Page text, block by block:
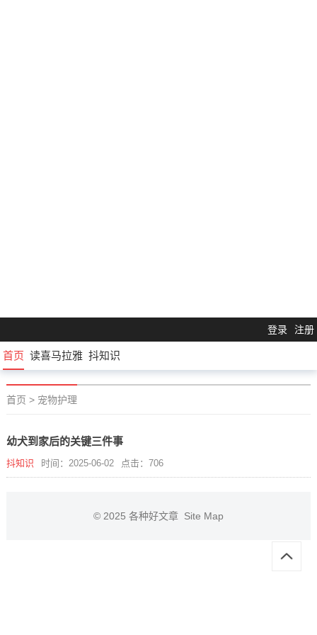
登录 注册
首页 读喜马拉雅 抖知识
首页 > 宠物护理
幼犬到家后的关键三件事
抖知识 时间：2025-06-02 点击：706
© 2025 各种好文章 Site Map